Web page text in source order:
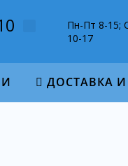
Пн-Пт 8-15;
10-17
ДОСТАВКА